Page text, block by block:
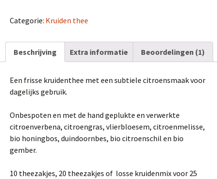
Categorie: Kruiden thee
Beschrijving Extra informatie Beoordelingen (1)
Een frisse kruidenthee met een subtiele citroensmaak voor
dagelijks gebruik.
Onbespoten en met de hand geplukte en verwerkte
citroenverbena, citroengras, vlierbloesem, citroenmelisse,
bio honingbos, duindoornbes, bio citroenschil en bio
gember.
10 theezakjes, 20 theezakjes of losse kruidenmix voor 25